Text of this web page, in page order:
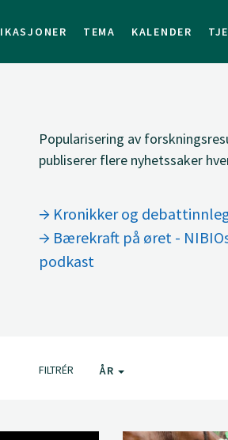
TEMA KALENDER
Popularisering av
publiserer flere nyhetssaker
Kronikker og
podkast
FILTRÉR ÅR